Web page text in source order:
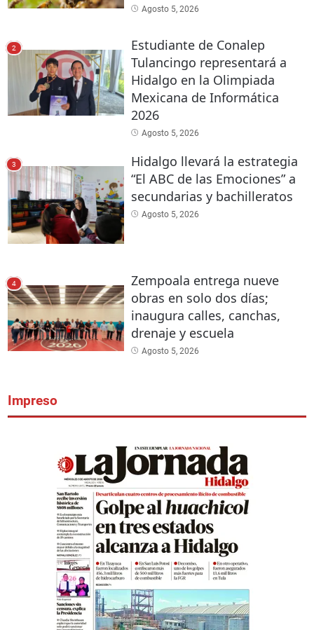
Agosto 5, 2026
2
Estudiante de Conalep
Tulancingo representará a
Hidalgo en la Olimpiada
Mexicana de Informática
2026
Agosto 5, 2026
3
Hidalgo llevará la estrategia
“El ABC de las Emociones” a
secundarias y bachilleratos
Agosto 5, 2026
4
Zempoala entrega nueve
obras en solo dos días;
inaugura calles, canchas,
drenaje y escuela
Agosto 5, 2026
Impreso